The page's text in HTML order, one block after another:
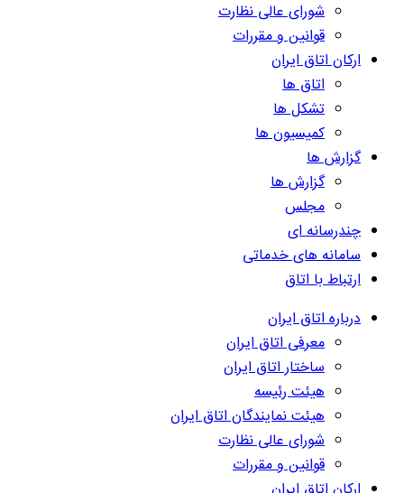
شورای عالی نظارت
قوانین و مقررات
ارکان اتاق ایران
اتاق ها
تشکل ها
کمیسیون ها
گزارش ها
گزارش ها
مجلس
چندرسانه ای
سامانه های خدماتی
ارتباط با اتاق
درباره اتاق ایران
معرفی اتاق ایران
ساختار اتاق ایران
هیئت رئیسه
هیئت نمایندگان اتاق ایران
شورای عالی نظارت
قوانین و مقررات